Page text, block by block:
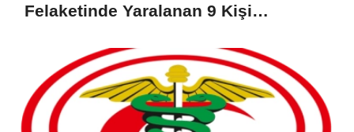
Felaketinde Yaralanan 9 Kişi